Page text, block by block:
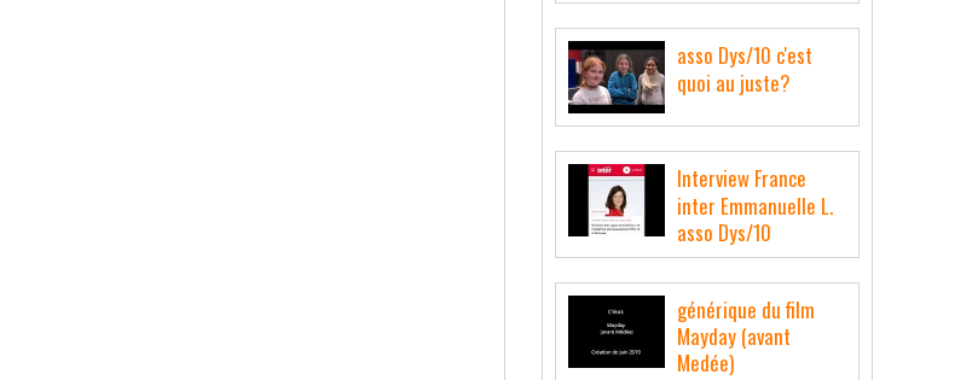
asso Dys/10 c'est
quoi au juste?
Interview France
inter Emmanuelle L.
asso Dys/10
générique du film
Mayday (avant
Medée)